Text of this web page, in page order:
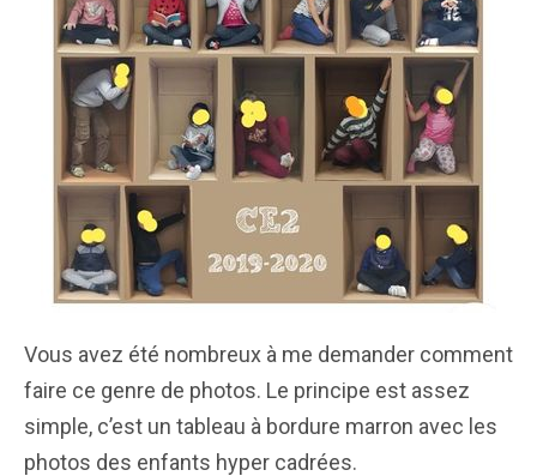
Vous avez été nombreux à me demander comment
faire ce genre de photos. Le principe est assez
simple, c’est un tableau à bordure marron avec les
photos des enfants hyper cadrées.